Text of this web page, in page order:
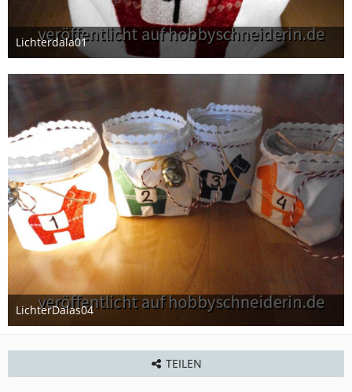
Lichterdala01
27. November 2012
LichterDalas04
27. November 2012
TEILEN